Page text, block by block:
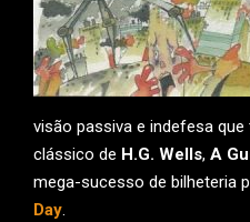
visão passiva e indefesa
clássico de H.G. Wells, A
mega-sucesso de bilheteria
Day.